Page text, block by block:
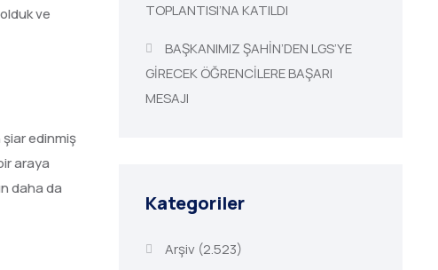
ve
şiar edinmiş
araya
daha da
TOPLANTISI’NA KATILDI
BAŞKANIMIZ ŞAHİN’DEN LGS’YE
GİRECEK ÖĞRENCİLERE BAŞARI
MESAJI
Kategoriler
Arşiv (2.523)